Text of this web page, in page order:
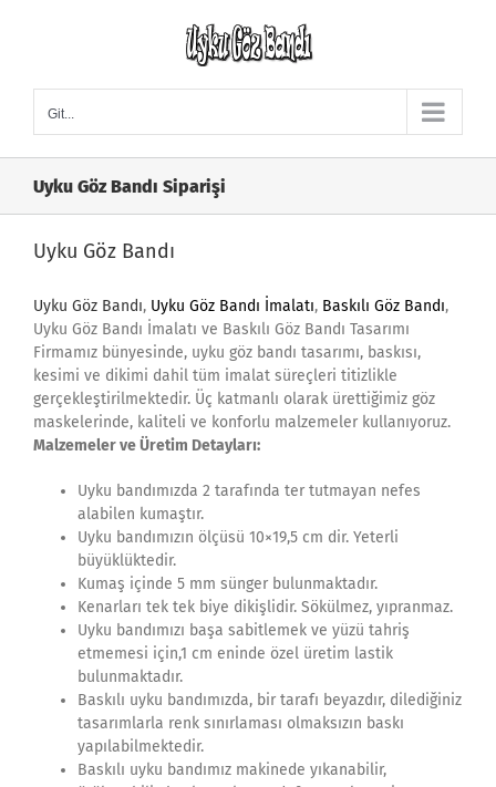
Git...
Uyku Göz Bandı Siparişi
Uyku Göz Bandı
Uyku Göz Bandı, Uyku Göz Bandı İmalatı, Baskılı Göz Bandı,
Uyku Göz Bandı İmalatı ve Baskılı Göz Bandı Tasarımı
Firmamız bünyesinde, uyku göz bandı tasarımı, baskısı,
kesimi ve dikimi dahil tüm imalat süreçleri titizlikle
gerçekleştirilmektedir. Üç katmanlı olarak ürettiğimiz göz
maskelerinde, kaliteli ve konforlu malzemeler kullanıyoruz.
Malzemeler ve Üretim Detayları:
Uyku bandımızda 2 tarafında ter tutmayan nefes
alabilen kumaştır.
Uyku bandımızın ölçüsü 10×19,5 cm dir. Yeterli
büyüklüktedir.
Kumaş içinde 5 mm sünger bulunmaktadır.
Kenarları tek tek biye dikişlidir. Sökülmez, yıpranmaz.
Uyku bandımızı başa sabitlemek ve yüzü tahriş
etmemesi için,1 cm eninde özel üretim lastik
bulunmaktadır.
Baskılı uyku bandımızda, bir tarafı beyazdır, dilediğiniz
tasarımlarla renk sınırlaması olmaksızın baskı
yapılabilmektedir.
Baskılı uyku bandımız makinede yıkanabilir,